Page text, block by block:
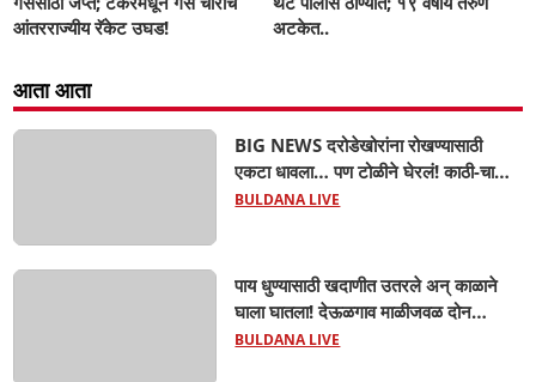
आंतरराज्यीय रॅकेट उघड!
अटकेत..
आता आता
BIG NEWS दरोडेखोरांना रोखण्यासाठी
एकटा धावला… पण टोळीने घेरलं! काठी-चाकूचे
सपासप वार; ५२ वर्षीय शेतकऱ्याचा दुर्दैवी अंत!
BULDANA LIVE
पाय धुण्यासाठी खदाणीत उतरले अन् काळाने
घाला घातला! देऊळगाव माळीजवळ दोन
चिमुकल्यांचा बुडून दुर्दैवी मृत्यू; कोराडी प्रकल्प
BULDANA LIVE